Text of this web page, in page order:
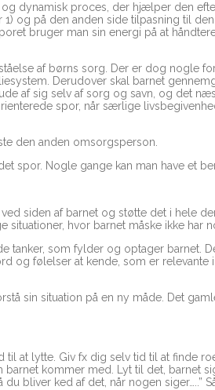
dynamisk proces, der hjælper den
og på den anden side tilpasning til
bruger man sin energi på at
af børns sorg. Der er dog nogle
Derudover skal barnet
af sig selv af sorg og savn, og det
spor, når særlige
den anden omsorgsperson.
spor. Nogle gange kan man have et
siden af barnet og støtte det i hele
hvor barnet måske ikke har
som fylder og optager barnet.
og følelser at kende, som er relevante
sin situation på en ny måde. Det
at lytte. Giv fx dig selv tid til at finde
kommer med. Lyt til det, barnet
bliver ked af det, når nogen siger…..”